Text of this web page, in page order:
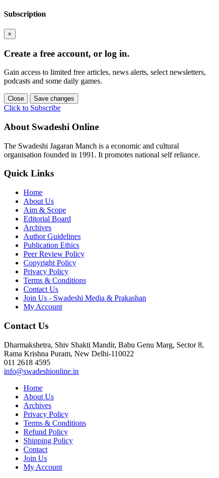
Subscription
×
Create a free account, or log in.
Gain access to limited free articles, news alerts, select newsletters,
podcasts and some daily games.
Close Save changes
Click to Subscribe
About Swadeshi Online
The Swadeshi Jagaran Manch is a economic and cultural
organisation founded in 1991. It promotes national self reliance.
Quick Links
Home
About Us
Aim & Scope
Editorial Board
Archives
Author Guidelines
Publication Ethics
Peer Review Policy
Copyright Policy
Privacy Policy
Terms & Conditions
Contact Us
Join Us - Swadeshi Media & Prakashan
My Account
Contact Us
Dharmakshetra, Shiv Shakti Mandir, Babu Genu Marg, Sector 8,
Rama Krishna Puram, New Delhi-110022
011 2618 4595
info@swadeshionline.in
Home
About Us
Archives
Privacy Policy
Terms & Conditions
Refund Policy
Shipping Policy
Contact
Join Us
My Account